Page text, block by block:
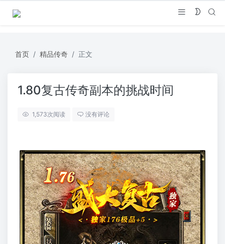
首页 精品传奇 正文
1.80复古传奇副本的挑战时间
1,573次阅读 没有评论